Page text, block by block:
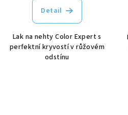
Detail
Lak na nehty Color Expert s
perfektní kryvostí v růžovém
odstínu